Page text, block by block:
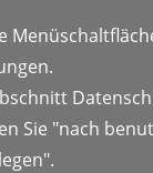
Sie "nach